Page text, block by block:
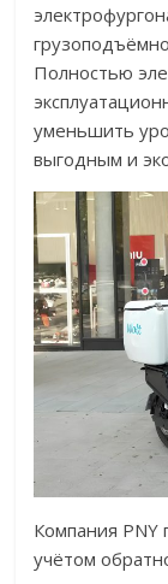
Полностью
уменьшить
выгодным и
Компания PNY
учётом